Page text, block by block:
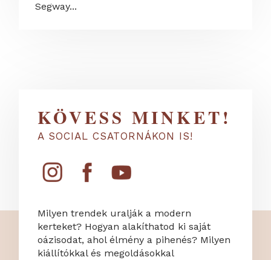
Segway...
KÖVESS MINKET!
A SOCIAL CSATORNÁKON IS!
Milyen trendek uralják a modern
kerteket? Hogyan alakíthatod ki saját
oázisodat, ahol élmény a pihenés? Milyen
kiállítókkal és megoldásokkal